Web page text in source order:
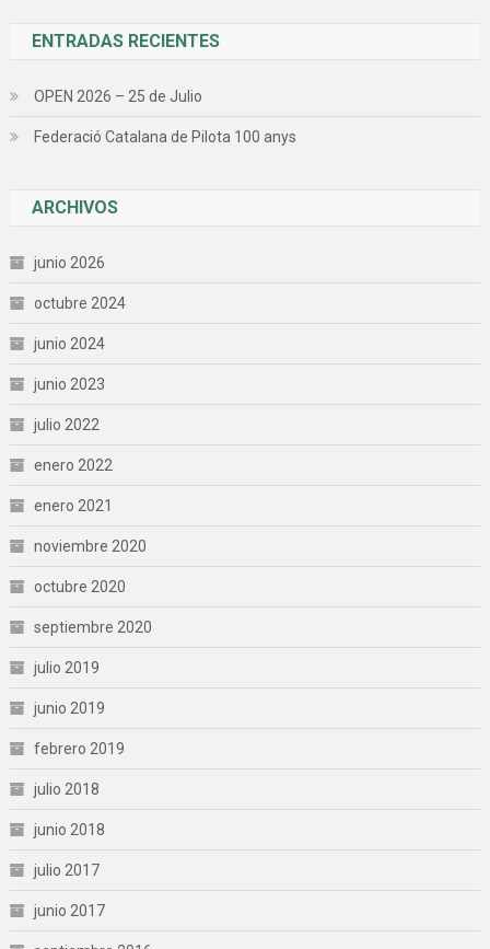
ENTRADAS RECIENTES
OPEN 2026 – 25 de Julio
Federació Catalana de Pilota 100 anys
ARCHIVOS
junio 2026
octubre 2024
junio 2024
junio 2023
julio 2022
enero 2022
enero 2021
noviembre 2020
octubre 2020
septiembre 2020
julio 2019
junio 2019
febrero 2019
julio 2018
junio 2018
julio 2017
junio 2017